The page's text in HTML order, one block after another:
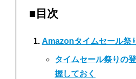
■目次
Amazonタイムセール祭
タイムセール祭りの
握しておく